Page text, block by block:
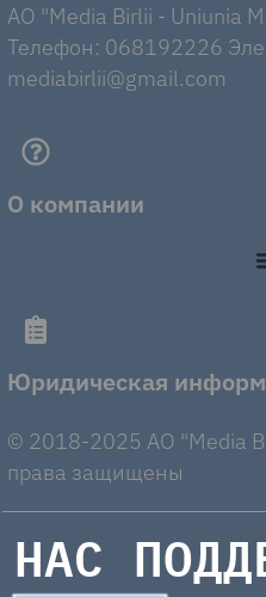
AO "Media Birlii - Uniunia
Телефон: 068192226
mediabirlii@gmail.com
О компании
Юридическая
© 2018-2025 AO "Media
права защищены
НАС